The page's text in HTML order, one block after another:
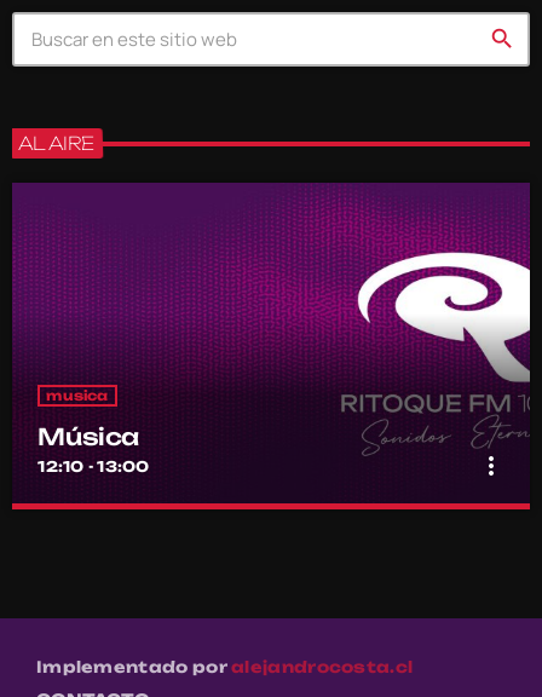
search
AL AIRE
musica
Música
12:10 - 13:00 more_vert
Música
Implementado poralejandrocosta.cl